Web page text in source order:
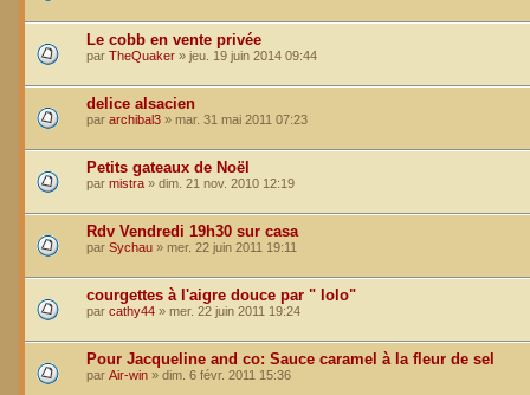
Le cobb en vente privée
par TheQuaker » jeu. 19 juin 2014 09:44
delice alsacien
par archibal3 » mar. 31 mai 2011 07:23
Petits gateaux de Noël
par mistra » dim. 21 nov. 2010 12:19
Rdv Vendredi 19h30 sur casa
par Sychau » mer. 22 juin 2011 19:11
courgettes à l'aigre douce par " lolo"
par cathy44 » mer. 22 juin 2011 19:24
Pour Jacqueline and co: Sauce caramel à la fleur de sel
par Air-win » dim. 6 févr. 2011 15:36